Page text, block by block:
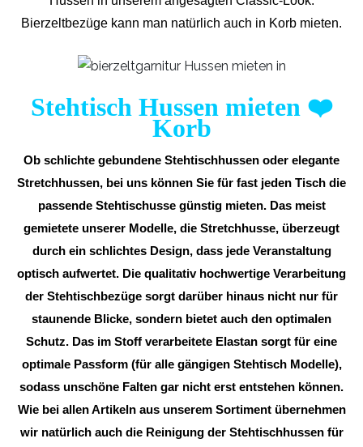
Bierzeltbezüge kann man natürlich auch in Korb mieten.
Stehtisch Hussen mieten ❤️
Korb
Ob schlichte gebundene Stehtischhussen oder elegante
Stretchhussen, bei uns können Sie für fast jeden Tisch die
passende Stehtischusse günstig mieten. Das meist
gemietete unserer Modelle, die Stretchhusse, überzeugt
durch ein schlichtes Design, dass jede Veranstaltung
optisch aufwertet. Die qualitativ hochwertige Verarbeitung
der Stehtischbezüge sorgt darüber hinaus nicht nur für
staunende Blicke, sondern bietet auch den optimalen
Schutz. Das im Stoff verarbeitete Elastan sorgt für eine
optimale Passform (für alle gängigen Stehtisch Modelle),
sodass unschöne Falten gar nicht erst entstehen können.
Wie bei allen Artikeln aus unserem Sortiment übernehmen
wir natürlich auch die Reinigung der Stehtischhussen für